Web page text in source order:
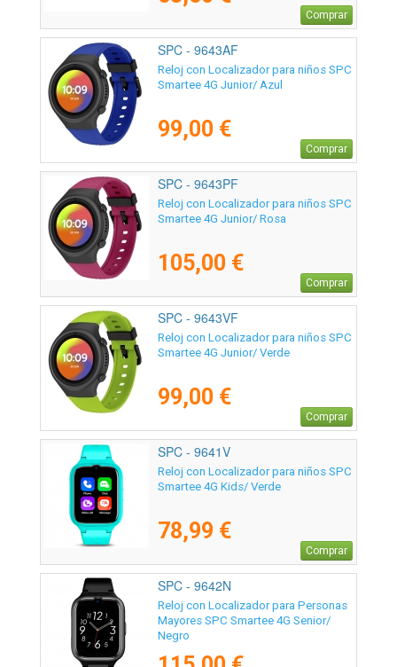
Comprar
SPC - 9643AF
Reloj con Localizador para niños SPC
Smartee 4G Junior/ Azul
99,00 €
Comprar
SPC - 9643PF
Reloj con Localizador para niños SPC
Smartee 4G Junior/ Rosa
105,00 €
Comprar
SPC - 9643VF
Reloj con Localizador para niños SPC
Smartee 4G Junior/ Verde
99,00 €
Comprar
SPC - 9641V
Reloj con Localizador para niños SPC
Smartee 4G Kids/ Verde
78,99 €
Comprar
SPC - 9642N
Reloj con Localizador para Personas
Mayores SPC Smartee 4G Senior/
Negro